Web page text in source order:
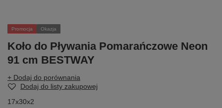
Promocja Okazja
Koło do Pływania Pomarańczowe Neon
91 cm BESTWAY
+ Dodaj do porównania
Dodaj do listy zakupowej
17x30x2